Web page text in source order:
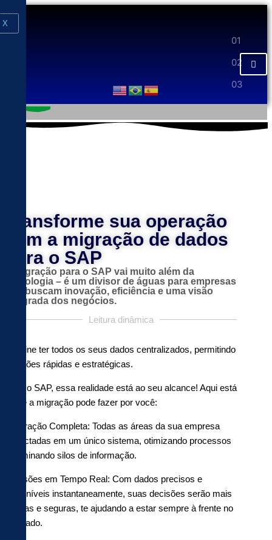
X
Transforme sua operação
com a migração de dados
para o SAP
A migração para o SAP vai muito além da
tecnologia – é um divisor de águas para empresas
que buscam inovação, eficiência e uma visão
integrada dos negócios.
Leitura dinâmica
Imagine ter todos os seus dados centralizados, permitindo
decisões rápidas e estratégicas.
Com o SAP, essa realidade está ao seu alcance! Aqui está
o que a migração pode fazer por você:
Integração Completa: Todas as áreas da sua empresa
conectadas em um único sistema, otimizando processos
e eliminando silos de informação.
Decisões em Tempo Real: Com dados precisos e
disponíveis instantaneamente, suas decisões serão mais
rápidas e seguras, te ajudando a estar sempre à frente no
mercado.